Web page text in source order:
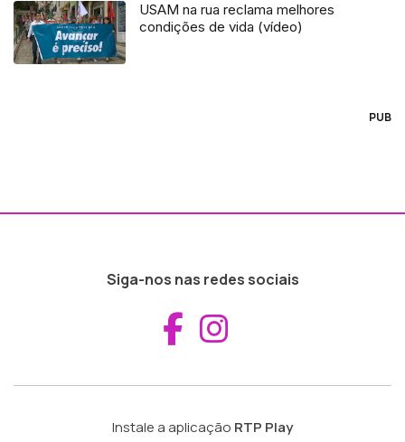
USAM na rua reclama melhores
condições de vida (vídeo)
PUB
Siga-nos nas redes sociais
Aceder ao
Instale a aplicação RTP Play